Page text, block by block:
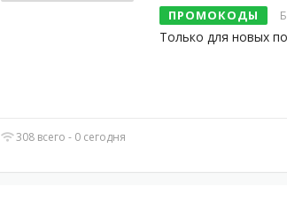
ПРОМОКОДЫ
Только для новых
308 всего - 0 сегодня